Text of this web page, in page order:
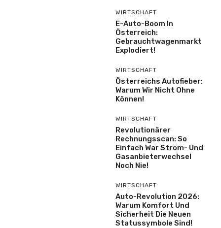
WIRTSCHAFT
E-Auto-Boom In
Österreich:
Gebrauchtwagenmarkt
Explodiert!
WIRTSCHAFT
Österreichs Autofieber:
Warum Wir Nicht Ohne
Können!
WIRTSCHAFT
Revolutionärer
Rechnungsscan: So
Einfach War Strom- Und
Gasanbieterwechsel
Noch Nie!
WIRTSCHAFT
Auto-Revolution 2026:
Warum Komfort Und
Sicherheit Die Neuen
Statussymbole Sind!